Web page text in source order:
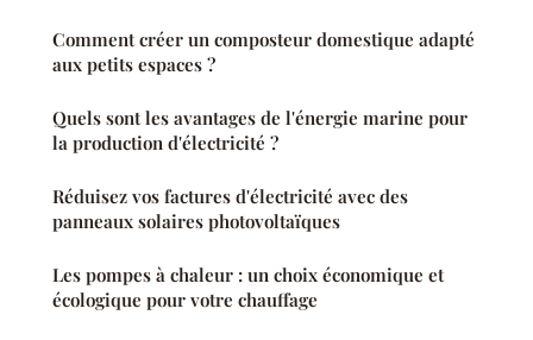
Comment créer un composteur domestique adapté
aux petits espaces ?
Quels sont les avantages de l'énergie marine pour
la production d'électricité ?
Réduisez vos factures d'électricité avec des
panneaux solaires photovoltaïques
Les pompes à chaleur : un choix économique et
écologique pour votre chauffage